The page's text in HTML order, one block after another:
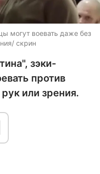
могут воевать даже без
скрин
зэки-
против
или зрения.